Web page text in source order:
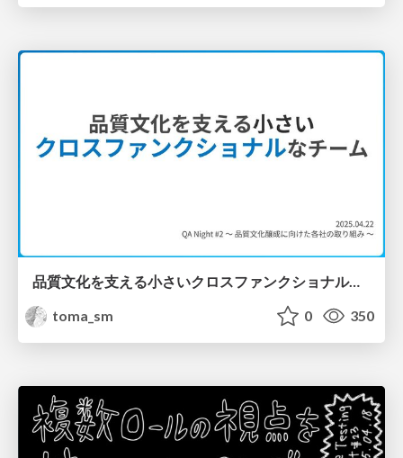
品質文化を支える小さいクロスファンクショナルなチーム / Cross-functional teams fostering quality culture
toma_sm
0 350